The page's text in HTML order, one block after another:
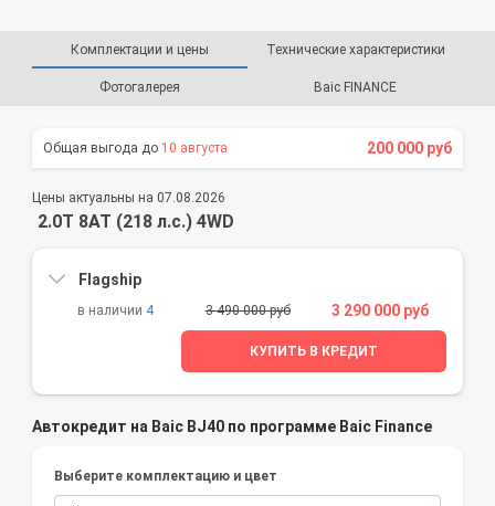
Комплектации и цены Технические характеристики
Фотогалерея Baic FINANCE
10 августа 200 000 руб
Цены актуальны на 07.08.2026
2.0T 8AT (218 л.с.) 4WD
Flagship
4 3 490 000 руб 3 290 000 руб
КУПИТЬ В КРЕДИТ
Автокредит на Baic BJ40 по программе Baic Finance
Выберите комплектацию и цвет